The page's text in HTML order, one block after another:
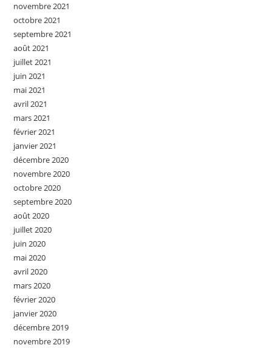
novembre 2021
octobre 2021
septembre 2021
août 2021
juillet 2021
juin 2021
mai 2021
avril 2021
mars 2021
février 2021
janvier 2021
décembre 2020
novembre 2020
octobre 2020
septembre 2020
août 2020
juillet 2020
juin 2020
mai 2020
avril 2020
mars 2020
février 2020
janvier 2020
décembre 2019
novembre 2019